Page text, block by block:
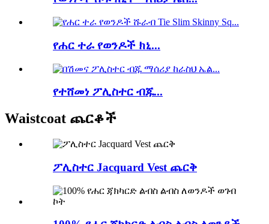
የሐር ተራ የወንዶች ክኒ...
የተሸመነ ፖሊስተር ብጁ...
Waistcoat ጨርቆች
ፖሊስተር Jacquard Vest ጨርቅ